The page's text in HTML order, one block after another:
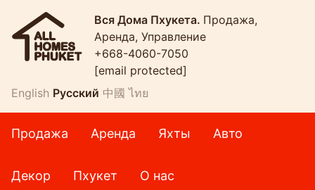
Вся Дома Пхукета. Продажа,
Аренда, Управление
+668-4060-7050
[email protected]
English Русский 中國 ไทย
Продажа Аренда Яхты Авто
Декор Пхукет О нас